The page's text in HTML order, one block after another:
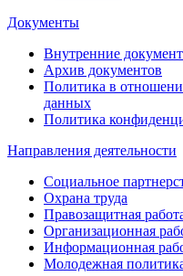
Документы
Внутренние
Архив документов
Политика в
данных
Политика
Направления деятельности
Социальное
Охрана труда
Правозащитная
Организационная
Информационная
Молодежная